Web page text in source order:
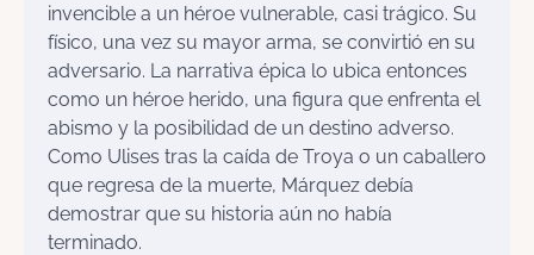
invencible a un héroe vulnerable, casi trágico. Su
físico, una vez su mayor arma, se convirtió en su
adversario. La narrativa épica lo ubica entonces
como un héroe herido, una figura que enfrenta el
abismo y la posibilidad de un destino adverso.
Como Ulises tras la caída de Troya o un caballero
que regresa de la muerte, Márquez debía
demostrar que su historia aún no había
terminado.